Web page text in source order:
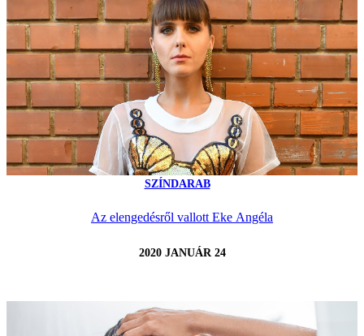
SZÍNDARAB
Az elengedésről vallott Eke Angéla
2020 JANUÁR 24